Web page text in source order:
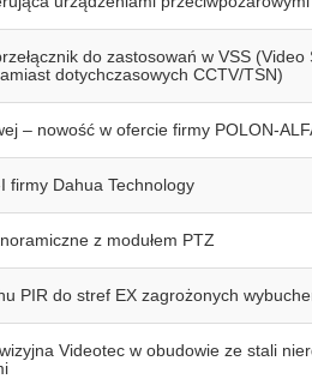
do zastosowań w VSS
dotychczasowych CCTV/TSN)
– nowość w ofercie firmy POLON-
firmy Dahua Technology
z modułem PTZ
PIR do stref EX zagrożonych
Videotec w obudowie ze stali